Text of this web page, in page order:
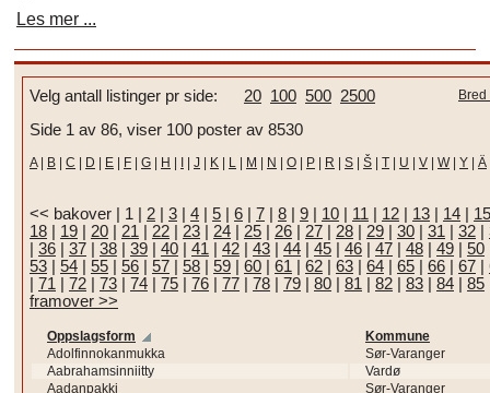
Les mer ...
Velg antall listinger pr side: 20 100 500 2500
Side 1 av 86, viser 100 poster av 8530
A| B C D E F G H J K L M N O P R S Š T U V W| Y Ä
<< bakover 1 2 3 4 5 6 7 8 9 10 11 12 13 14
15
18
19 20 21 22 23 24 25 26 27 28 29 30 31 32
36 37 38 39 40 41 42 43 44 45 46 47 48 49 50
53
54 55 56 57 58 59 60 61 62 63 64 65 66 67
71 72 73 74 75 76 77 78 79 80 81 82 83 84 85
framover >>
Oppslagsform
Kommune
Adolfinnokanmukka
Sør-Varanger
Aabrahamsinniitty
Vardø
Aadanpakki
Sør-Varanger